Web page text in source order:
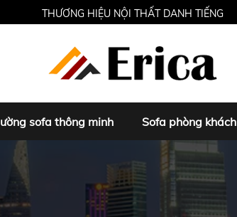
THƯƠNG HIỆU NỘI THẤT DANH TIẾNG
sofa thông minh Sofa phòng khách